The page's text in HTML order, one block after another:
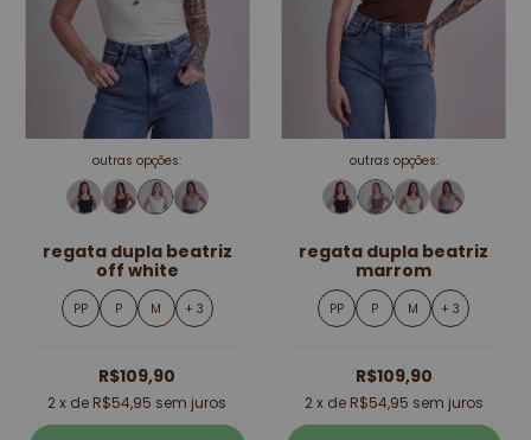
outras opções:
regata dupla beatriz
off white
PP P M + 3
R$109,90
2x de R$54,95 sem juros
outras opções:
regata dupla beatriz
marrom
PP P M + 3
R$109,90
2x de R$54,95 sem juros